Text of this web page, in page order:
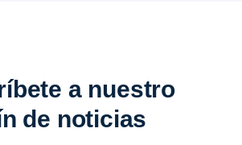
a nuestro
de noticias